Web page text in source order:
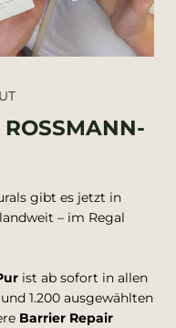
gibt es jetzt in
– im Regal
ist ab sofort in allen
1.200 ausgewählten
Barrier Repair